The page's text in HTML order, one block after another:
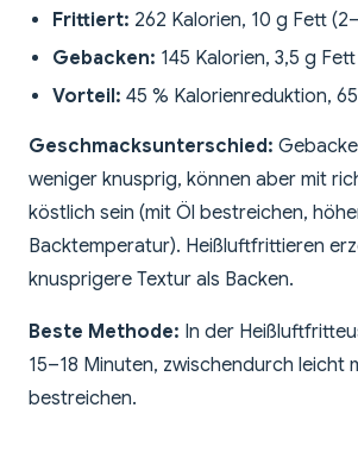
Frittiert: 262 Kalorien, 10 g Fett
Gebacken: 145 Kalorien, 3,5 g
Vorteil: 45 % Kalorienreduktion,
Geschmacksunterschied:
weniger knusprig, können aber mit
köstlich sein (mit Öl bestreichen,
Backtemperatur). Heißluftfrittieren
knusprigere Textur als Backen.
Beste Methode: In der
15–18 Minuten, zwischendurch leicht
bestreichen.